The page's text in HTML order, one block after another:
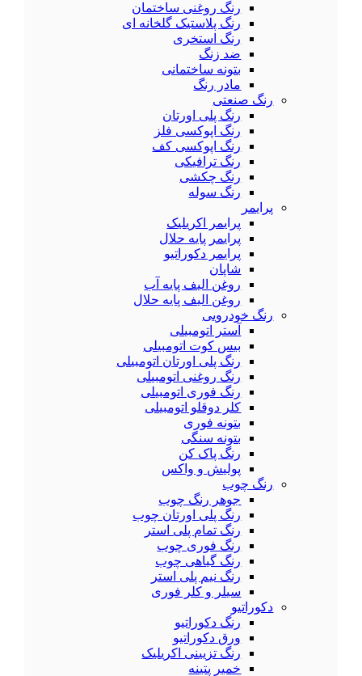
رنگ روغنی ساختمان
رنگ پلاستیک گلخانه ای
رنگ استخری
ضد زنگ
بتونه ساختمانی
مادر رنگ
رنگ صنعتی
رنگ پلی اورتان
رنگ اپوکسی فلز
رنگ اپوکسی کف
رنگ ترافیکی
رنگ چکشی
رنگ سوله
پرایمر
پرایمر اکریلیک
پرایمر پایه حلال
پرایمر دکوراتیو
شاپان
روغن الیف پایه آب
روغن الیف پایه حلال
رنگ خودرویی
آستر اتومبیلی
بیس کوت اتومبیلی
رنگ پلی اورتان اتومبیلی
رنگ روغنی اتومبیلی
رنگ فوری اتومبیلی
کلر دوقلو اتومبیلی
بتونه فوری
بتونه سنگی
رنگ پاک کن
پولیش و واکس
رنگ چوب
جوهر رنگ چوب
رنگ پلی اورتان چوب
رنگ تمام پلی استر
رنگ فوری چوب
رنگ گیاهی چوب
رنگ نیم پلی استر
سیلر و کلر فوری
دکوراتیو
رنگ دکوراتیو
ورق دکوراتیو
رنگ تزیینی اکریلیک
خمیر پتینه